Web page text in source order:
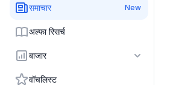
समाचार New
अल्फा रिसर्च
बाजार
वॉचलिस्ट